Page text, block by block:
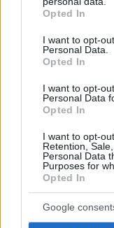
grant or deny
use your data for
consent section.
Opted In
I want to opt-
Personal Data.
Opted In
I want to opt-
Personal Data
Opted In
I want to opt-
Retention,
Personal Data
Purposes for
Opted In
Google
εισαγγελέας
ενόψει της ΔΕΘ»,
εκπρόσωπος